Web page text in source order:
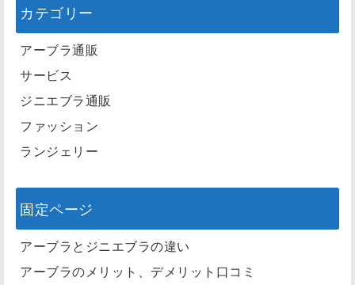
カテゴリー
アーブラ通販
サービス
ジニエブラ通販
ファッション
ランジェリー
固定ページ
アーブラとジニエブラの違い
アーブラのメリット、デメリット口コミ